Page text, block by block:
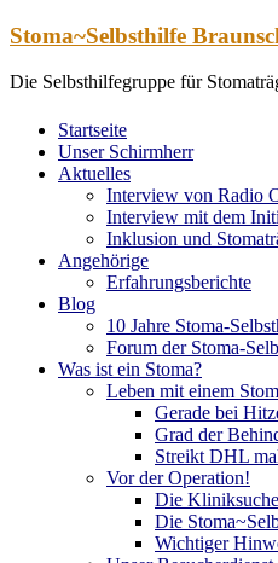
Zum
springen
Stoma~Selbsthilfe
Die Selbsthilfegruppe für
Startseite
Unser Schirmherr
Aktuelles
Interview von Radio
Interview mit dem
Inklusion und
Angehörige
Erfahrungsberichte
Blog
10 Jahre Stoma-
Forum der Stoma-
Was ist ein Stoma?
Leben mit einem
Gerade bei
Grad der
Streikt DHL
Vor der Operation!
Die Kliniksuche
Die
Wichtiger